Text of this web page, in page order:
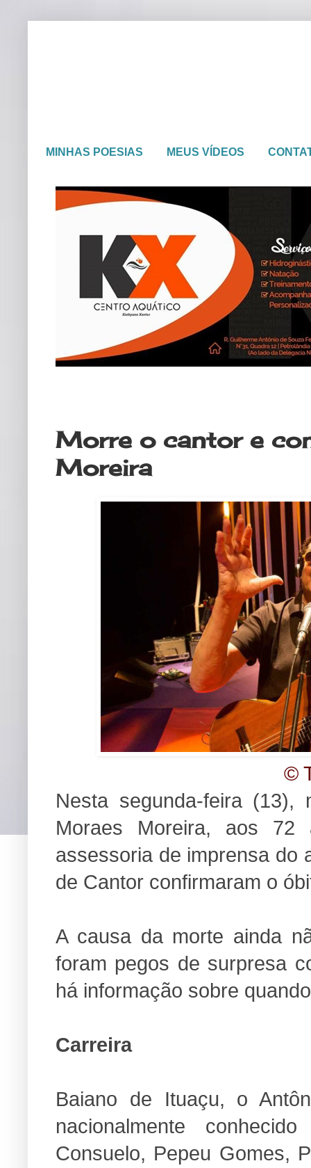
MINHAS POESIAS MEUS VÍDEOS
Morre o cantor e
Moreira
©
Nesta segunda-feira
Moraes Moreira, aos
assessoria de imprensa do
de Cantor confirmaram o
A causa da morte ainda
foram pegos de surpresa
há informação sobre
Carreira
Baiano de Ituaçu, o
nacionalmente
Consuelo, Pepeu Gomes,